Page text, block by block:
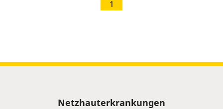
1
Netzhauterkrankungen